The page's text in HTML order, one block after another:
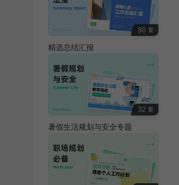
80 套
精选总结汇报
32 套
暑假生活规划与安全专题